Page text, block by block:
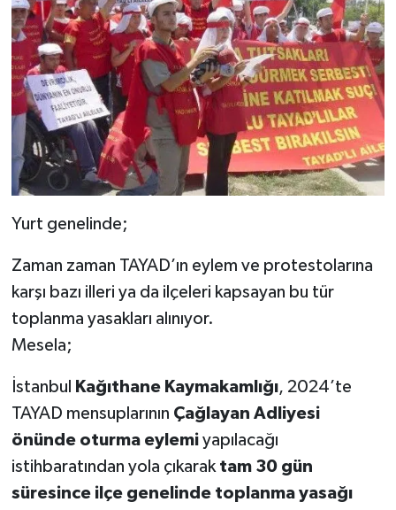
Yurt genelinde;
Zaman zaman TAYAD’ın eylem ve protestolarına
karşı bazı illeri ya da ilçeleri kapsayan bu tür
toplanma yasakları alınıyor.
Mesela;
İstanbul Kağıthane Kaymakamlığı, 2024’te
TAYAD mensuplarının Çağlayan Adliyesi
önünde oturma eylemi yapılacağı
istihbaratından yola çıkarak tam 30 gün
süresince ilçe genelinde toplanma yasağı